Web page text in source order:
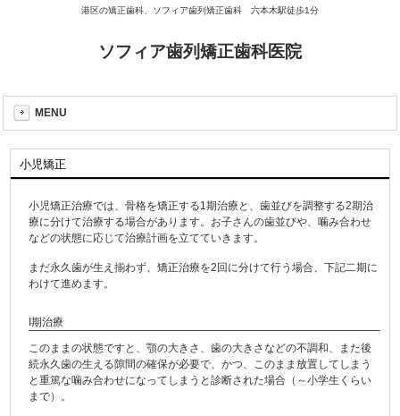
港区の矯正歯科、ソフィア歯列矯正歯科 六本木駅徒歩1分
ソフィア歯列矯正歯科医院
MENU
小児矯正
小児矯正治療では、骨格を矯正する1期治療と、歯並びを調整する2期治
療に分けて治療する場合があります。お子さんの歯並びや、噛み合わせ
などの状態に応じて治療計画を立てていきます。
まだ永久歯が生え揃わず、矯正治療を2回に分けて行う場合、下記二期に
わけて進めます。
I期治療
このままの状態ですと、顎の大きさ、歯の大きさなどの不調和、また後
続永久歯の生える隙間の確保が必要で、かつ、このまま放置してしまう
と重篤な噛み合わせになってしまうと診断された場合（～小学生くらい
まで）。